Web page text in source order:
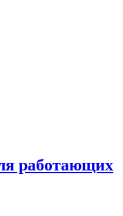
работающих